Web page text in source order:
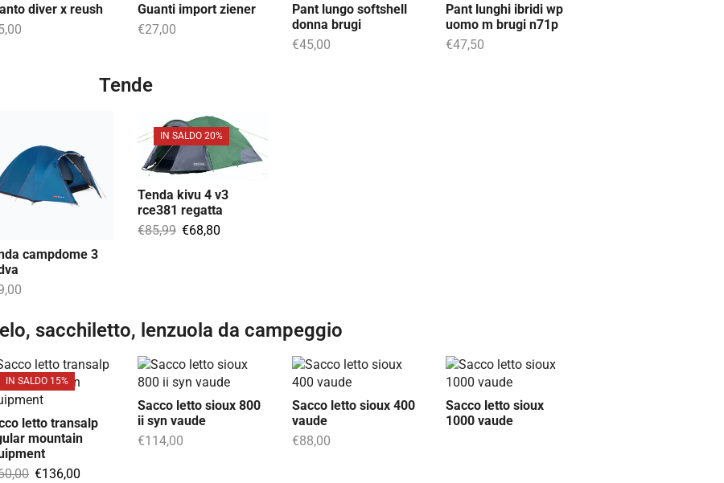
diver x reush
Guanti import ziener
€27,00
Pant lungo softshell
donna brugi
€45,00
Pant lunghi ibridi wp
uomo m brugi n71p
€47,50
Tende
campdome 3
IN SALDO 20%
Tenda kivu 4 v3
rce381 regatta
€85,99 €68,80
sacchiletto, lenzuola da campeggio
IN SALDO 15%
letto transalp
mountain
€136,00
Sacco letto sioux 800
ii syn vaude
€114,00
Sacco letto sioux 400
vaude
€88,00
Sacco letto sioux
1000 vaude